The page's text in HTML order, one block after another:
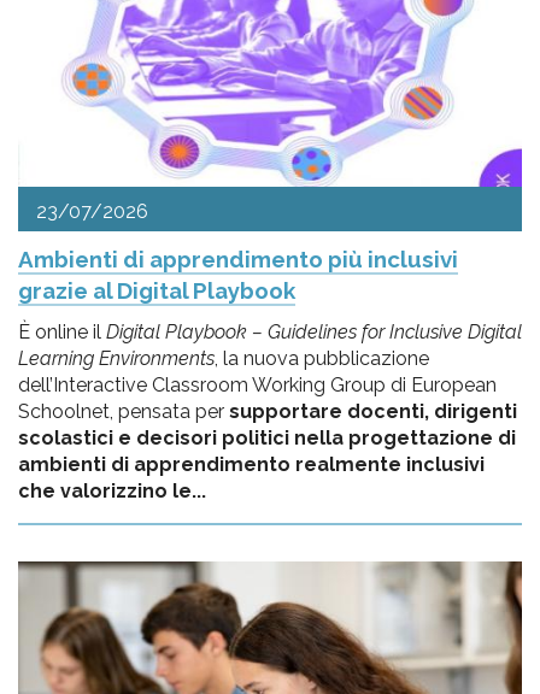
23/07/2026
Ambienti di apprendimento più inclusivi
grazie al Digital Playbook
È online il Digital Playbook – Guidelines for Inclusive Digital
Learning Environments, la nuova pubblicazione
dell’Interactive Classroom Working Group di European
Schoolnet, pensata per supportare docenti, dirigenti
scolastici e decisori politici nella progettazione di
ambienti di apprendimento realmente inclusivi
che valorizzino le...